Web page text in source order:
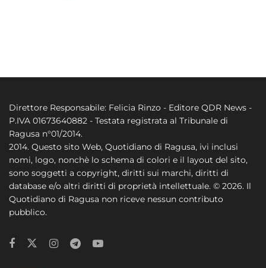
Direttore Responsabile: Felicia Rinzo - Editore QDR News -
P.IVA 01673640882 - Testata registrata al Tribunale di
Ragusa n°01/2014.
2014. Questo sito Web, Quotidiano di Ragusa, ivi inclusi
nomi, logo, nonchè lo schema di colori e il layout del sito,
sono soggetti a copyright, diritti sui marchi, diritti di
database e/o altri diritti di proprietà intellettuale. © 2026. Il
Quotidiano di Ragusa non riceve nessun contributo
pubblico.